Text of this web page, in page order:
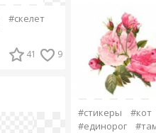
#скелет
41 9
#стикеры
#кот
#единорог